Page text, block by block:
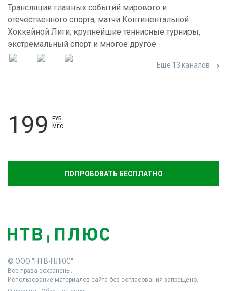
Трансляции главных событий мирового и
отечественного спорта, матчи Континентальной
Хоккейной Лиги, крупнейшие теннисные турниры,
экстремальный спорт и многое другое
Ещё 13 каналов
199
РУБ
МЕС
ПОПРОБОВАТЬ БЕСПЛАТНО
© ООО "НТВ-ПЛЮС"
Все права сохранены.
Использование материалов сайта без согласования запрещено.